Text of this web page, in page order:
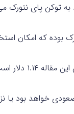
به توکن پای نتورک
بوده که امکان
به شدت در نوسان است.
خواهد بود یا